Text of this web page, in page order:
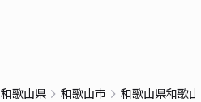
和歌山県 和歌山市 和歌山県和歌